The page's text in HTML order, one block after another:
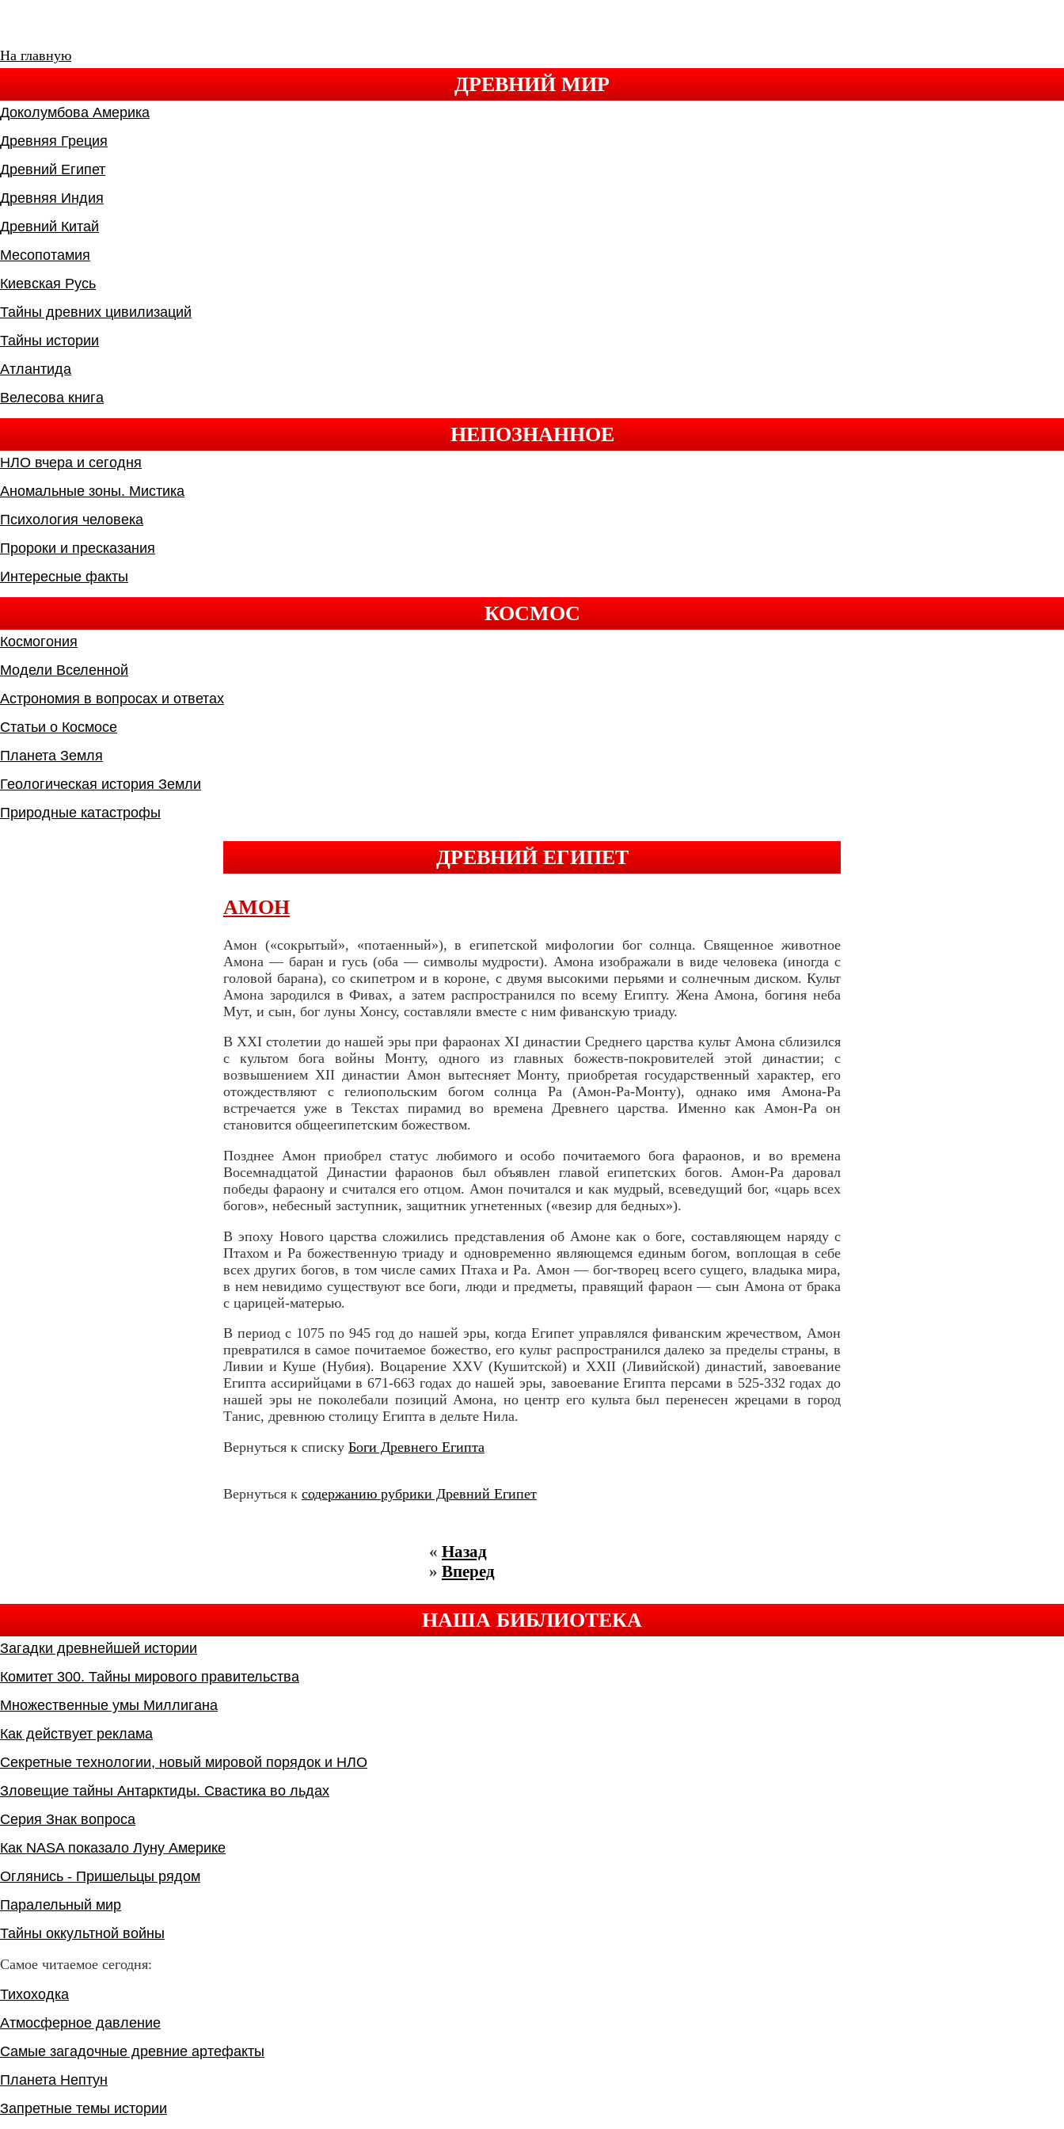
На главную
ДРЕВНИЙ МИР
Доколумбова Америка
Древняя Греция
Древний Египет
Древняя Индия
Древний Китай
Месопотамия
Киевская Русь
Тайны древних цивилизаций
Тайны истории
Атлантида
Велесова книга
НЕПОЗНАННОЕ
НЛО вчера и сегодня
Аномальные зоны. Мистика
Психология человека
Пророки и пресказания
Интересные факты
КОСМОС
Космогония
Модели Вселенной
Астрономия в вопросах и ответах
Cтатьи о Космосе
Планета Земля
Геологическая история Земли
Природные катастрофы
ДРЕВНИЙ ЕГИПЕТ
АМОН
Амон («сокрытый», «потаенный»), в египетской мифологии бог солнца. Священное животное
Амона — баран и гусь (оба — символы мудрости). Амона изображали в виде человека (иногда с
головой барана), со скипетром и в короне, с двумя высокими перьями и солнечным диском. Культ
Амона зародился в Фивах, а затем распространился по всему Египту. Жена Амона, богиня неба
Мут, и сын, бог луны Хонсу, составляли вместе с ним фиванскую триаду.
В XXI столетии до нашей эры при фараонах XI династии Среднего царства культ Амона сблизился
с культом бога войны Монту, одного из главных божеств-покровителей этой династии; с
возвышением XII династии Амон вытесняет Монту, приобретая государственный характер, его
отождествляют с гелиопольским богом солнца Ра (Амон-Ра-Монту), однако имя Амона-Ра
встречается уже в Текстах пирамид во времена Древнего царства. Именно как Амон-Ра он
становится общеегипетским божеством.
Позднее Амон приобрел статус любимого и особо почитаемого бога фараонов, и во времена
Восемнадцатой Династии фараонов был объявлен главой египетских богов. Амон-Ра даровал
победы фараону и считался его отцом. Амон почитался и как мудрый, всеведущий бог, «царь всех
богов», небесный заступник, защитник угнетенных («везир для бедных»).
В эпоху Нового царства сложились представления об Амоне как о боге, составляющем наряду с
Птахом и Ра божественную триаду и одновременно являющемся единым богом, воплощая в себе
всех других богов, в том числе самих Птаха и Ра. Амон — бог-творец всего сущего, владыка мира,
в нем невидимо существуют все боги, люди и предметы, правящий фараон — сын Амона от брака
с царицей-матерью.
В период с 1075 по 945 год до нашей эры, когда Египет управлялся фиванским жречеством, Амон
превратился в самое почитаемое божество, его культ распространился далеко за пределы страны, в
Ливии и Куше (Нубия). Воцарение XXV (Кушитской) и XXII (Ливийской) династий, завоевание
Египта ассирийцами в 671-663 годах до нашей эры, завоевание Египта персами в 525-332 годах до
нашей эры не поколебали позиций Амона, но центр его культа был перенесен жрецами в город
Танис, древнюю столицу Египта в дельте Нила.
Вернуться к списку Боги Древнего Египта
Вернуться к содержанию рубрики Древний Египет
« Назад
» Вперед
НАША БИБЛИОТЕКА
Загадки древнейшей истории
Комитет 300. Тайны мирового правительства
Mножественные умы Миллигана
Как действует реклама
Секретные технологии, новый мировой порядок и НЛО
Зловещие тайны Антарктиды. Свастика во льдах
Серия Знак вопроса
Как NASA показало Луну Америке
Оглянись - Пришельцы рядом
Паралельный мир
Тайны оккультной войны
Самое читаемое сегодня:
Тихоходка
Атмосферное давление
Самые загадочные древние артефакты
Планета Нептун
Запретные темы истории